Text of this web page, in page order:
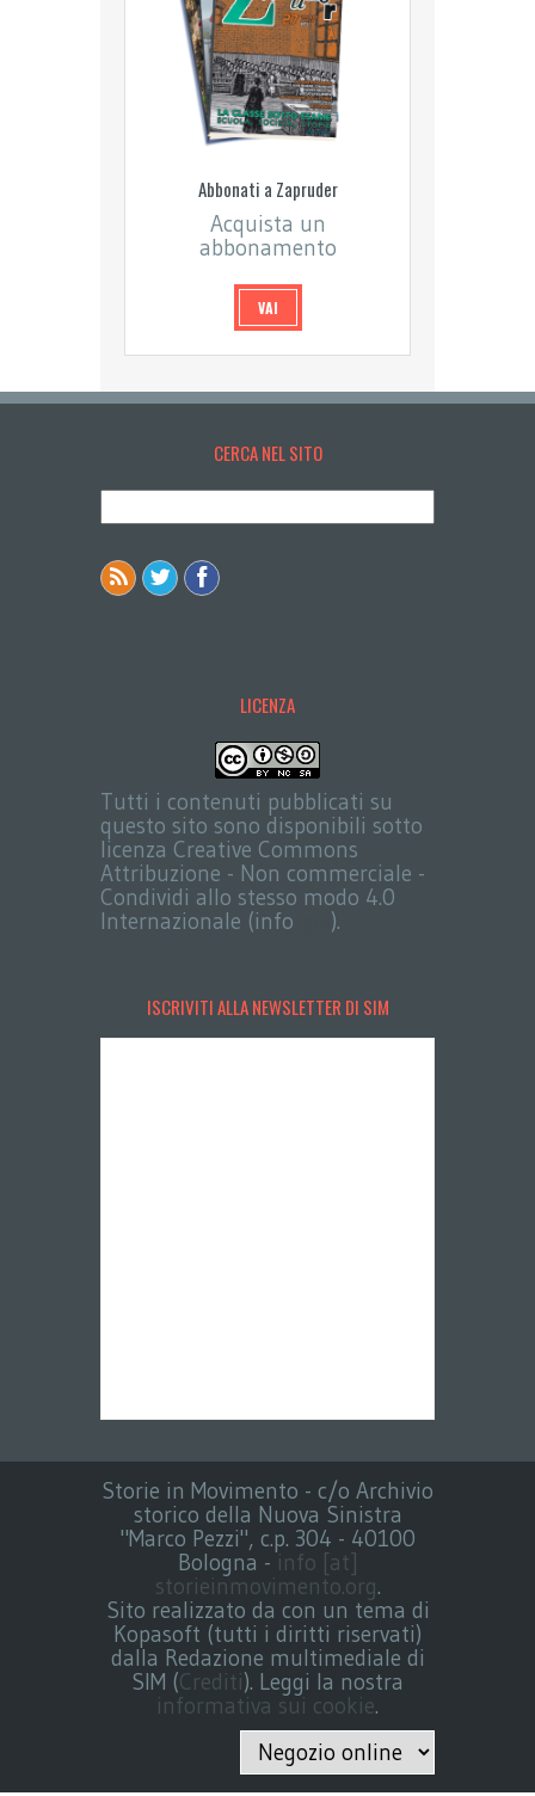
Abbonati a Zapruder
Acquista un
abbonamento
VAI
CERCA NEL SITO
LICENZA
Tutti i contenuti pubblicati su
questo sito sono disponibili sotto
licenza Creative Commons
Attribuzione - Non commerciale -
Condividi allo stesso modo 4.0
Internazionale (info
).
ISCRIVITI ALLA NEWSLETTER DI SIM
Storie in Movimento - c/o Archivio
storico della Nuova Sinistra
"Marco Pezzi", c.p. 304 - 40100
Bologna - info [at]
storieinmovimento.org.
Sito realizzato da con un tema di
Kopasoft (tutti i diritti riservati)
dalla Redazione multimediale di
SIM (Crediti). Leggi la nostra
informativa sui cookie.